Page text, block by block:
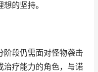
的坚持。
阶段仍需面对怪物袭击
治疗能力的角色，与诺